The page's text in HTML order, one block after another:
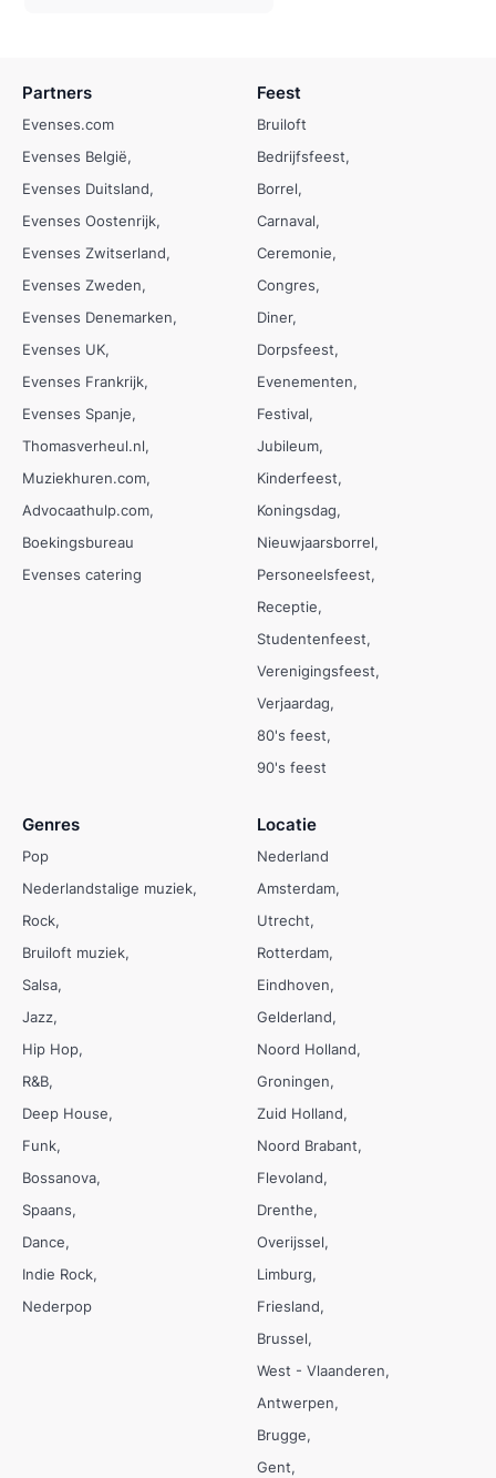
Partners
Evenses.com
Evenses België
Evenses Duitsland
Evenses Oostenrijk
Evenses Zwitserland
Evenses Zweden
Evenses Denemarken
Evenses UK
Evenses Frankrijk
Evenses Spanje
Thomasverheul.nl
Muziekhuren.com
Advocaathulp.com
Boekingsbureau
Evenses catering
Feest
Bruiloft
Bedrijfsfeest
Borrel
Carnaval
Ceremonie
Congres
Diner
Dorpsfeest
Evenementen
Festival
Jubileum
Kinderfeest
Koningsdag
Nieuwjaarsborrel
Personeelsfeest
Receptie
Studentenfeest
Verenigingsfeest
Verjaardag
80's feest
90's feest
Genres
Pop
Nederlandstalige muziek
Rock
Bruiloft muziek
Salsa
Jazz
Hip Hop
R&B
Deep House
Funk
Bossanova
Spaans
Dance
Indie Rock
Nederpop
Locatie
Nederland
Amsterdam
Utrecht
Rotterdam
Eindhoven
Gelderland
Noord Holland
Groningen
Zuid Holland
Noord Brabant
Flevoland
Drenthe
Overijssel
Limburg
Friesland
Brussel
West - Vlaanderen
Antwerpen
Brugge
Gent